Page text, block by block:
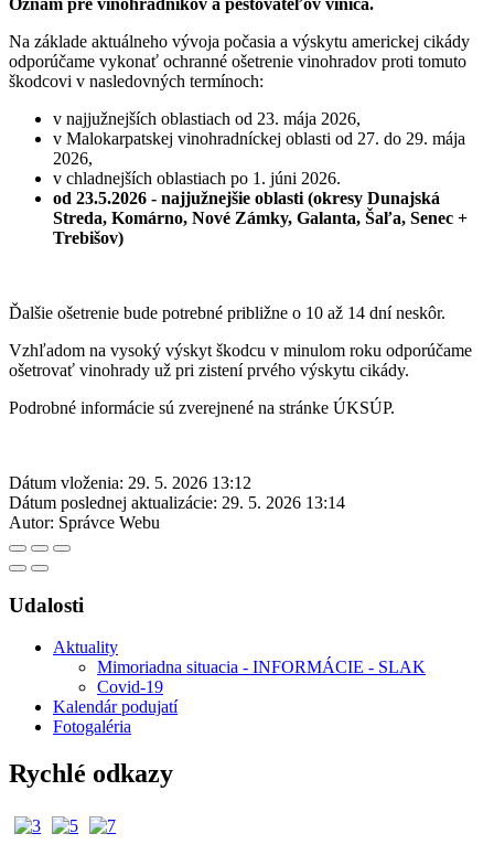
Na základe aktuálneho vývoja počasia a výskytu americkej cikády
odporúčame vykonať ochranné ošetrenie vinohradov proti tomuto
škodcovi v nasledovných termínoch:
v najjužnejších oblastiach od 23. mája 2026,
v Malokarpatskej vinohradníckej oblasti od 27. do 29. mája
2026,
v chladnejších oblastiach po 1. júni 2026.
od 23.5.2026 - najjužnejšie oblasti (okresy Dunajská
Streda, Komárno, Nové Zámky, Galanta, Šaľa, Senec +
Trebišov)
Ďalšie ošetrenie bude potrebné približne o 10 až 14 dní neskôr.
Vzhľadom na vysoký výskyt škodcu v minulom roku odporúčame
ošetrovať vinohrady už pri zistení prvého výskytu cikády.
Podrobné informácie sú zverejnené na stránke ÚKSÚP.
Dátum vloženia: 29. 5. 2026 13:12
Dátum poslednej aktualizácie: 29. 5. 2026 13:14
Autor: Správce Webu
Udalosti
Aktuality
Mimoriadna situacia - INFORMÁCIE - SLAK
Covid-19
Kalendár podujatí
Fotogaléria
Rychlé odkazy